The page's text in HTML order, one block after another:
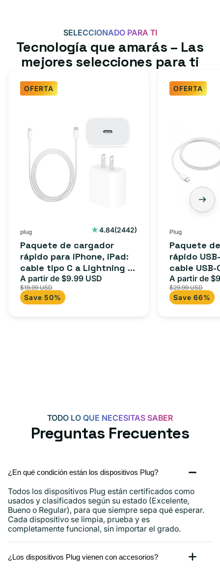
SELECCIONADO PARA TI
Tecnología que amarás – Las
mejores selecciones para ti
OFERTA
para
iPhone,
iPad:
a
Lightning
(1
m)
+
adaptador
plug 4.84(2442)
2442
Paquete de cargador
rápido para iPhone, iPad:
cable tipo C a Lightning (1
m) + adaptador tipo C
Precio
de
oferta
A partir de $9.99 USD
$19.99 USD
Save 50%
OFERTA
rápido
USB-
USB-
C
a
USB-
C
Android,
iPhone
15,
Plug
Paquete
rápido
cable USB-
adaptador
para
iPad y más.
Precio
de
oferta
A partir de
$29.99 USD
Save 66%
TODO LO QUE NECESITAS SABER
Preguntas Frecuentes
¿En qué condición están los dispositivos Plug?
Todos los dispositivos Plug están certificados como
usados ​​y clasificados según su estado (Excelente,
Bueno o Regular), para que siempre sepa qué esperar.
Cada dispositivo se limpia, prueba y es
completamente funcional, sin importar el grado.
¿Los dispositivos Plug vienen con accesorios?